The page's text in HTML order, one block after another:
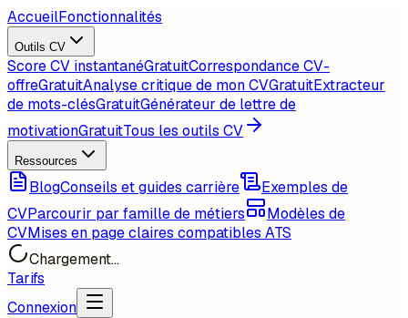
AccueilFonctionnalités
Outils CV
Score CV instantanéGratuitCorrespondance CV-
offreGratuitAnalyse critique de mon CVGratuitExtracteur
de mots-clésGratuitGénérateur de lettre de
motivationGratuitTous les outils CV
Ressources
BlogConseils et guides carrière
Exemples de
CVParcourir par famille de métiers
Modèles de
CVMises en page claires compatibles ATS
Chargement...
Tarifs
Connexion